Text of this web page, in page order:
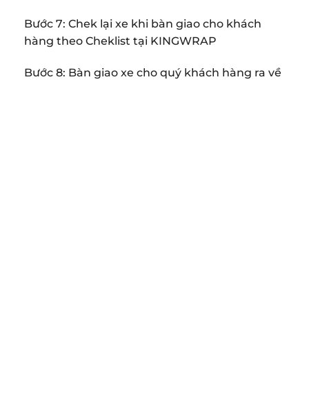
Bước 7: Chek lại xe khi bàn giao cho khách
hàng theo Cheklist tại KINGWRAP
Bước 8: Bàn giao xe cho quý khách hàng ra về